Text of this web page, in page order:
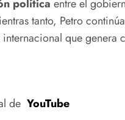
política entre el
tanto, Petro
que genera
de YouTube